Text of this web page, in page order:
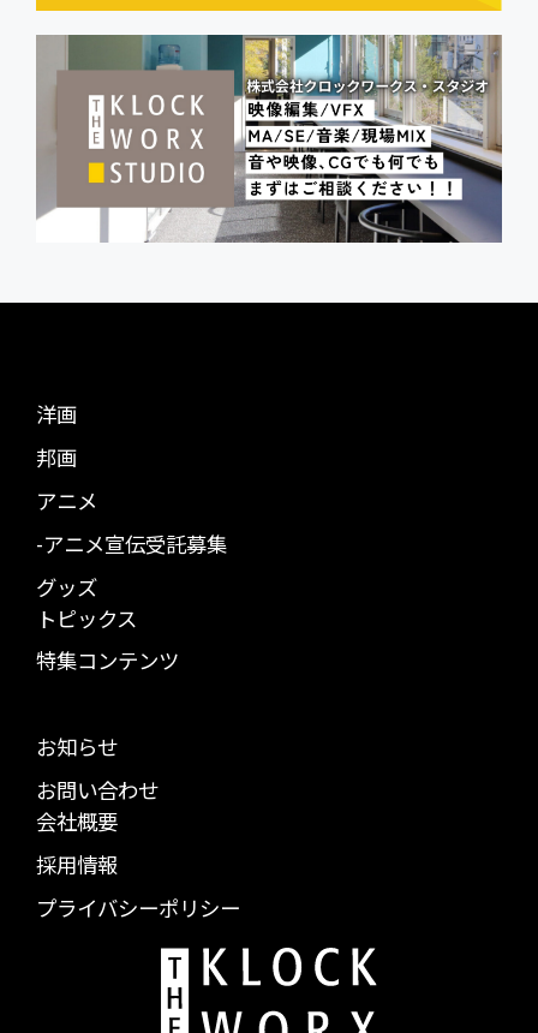
洋画
邦画
アニメ
-アニメ宣伝受託募集
グッズ
トピックス
特集コンテンツ
お知らせ
お問い合わせ
会社概要
採用情報
プライバシーポリシー